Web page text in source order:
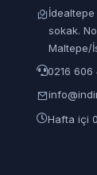
sokak.
Maltepe/
0216 606
Hafta içi